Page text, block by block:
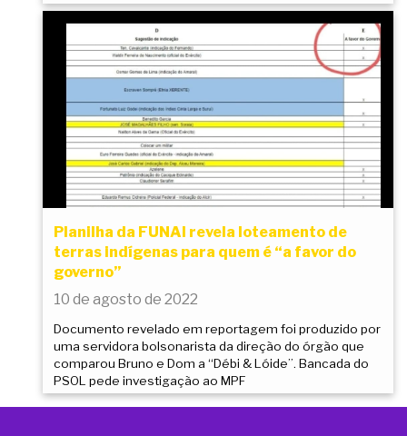
Planilha da FUNAI revela loteamento de
terras indígenas para quem é “a favor do
governo”
10 de agosto de 2022
Documento revelado em reportagem foi produzido por
uma servidora bolsonarista da direção do órgão que
comparou Bruno e Dom a “Débi & Lóide”. Bancada do
PSOL pede investigação ao MPF